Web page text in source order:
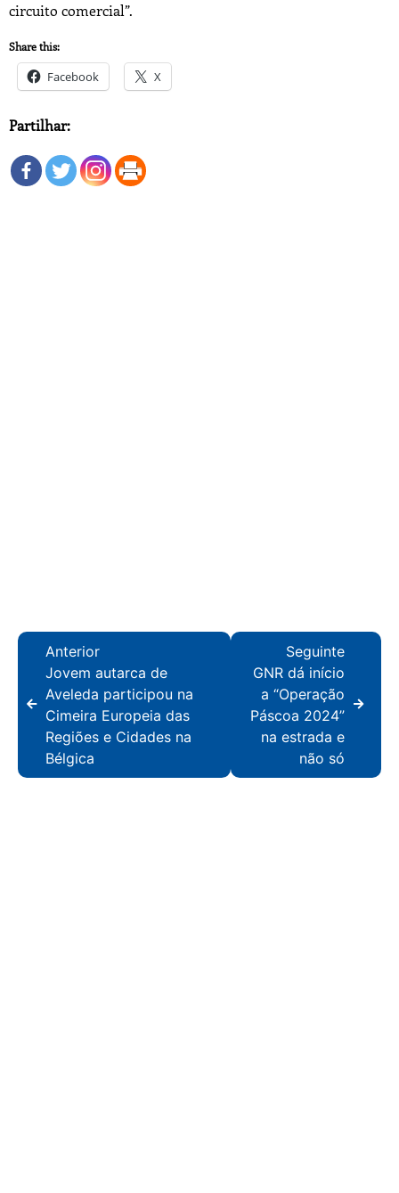
circuito comercial”.
Share this:
Facebook X
Partilhar:
Anterior
Jovem autarca de
Aveleda participou na
Cimeira Europeia das
Regiões e Cidades na
Bélgica
Seguinte
GNR dá início
a “Operação
Páscoa 2024”
na estrada e
não só